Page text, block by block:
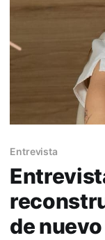
Entrevista
de nuevo